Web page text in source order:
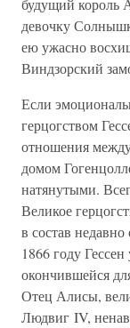
будущий король
девочку
ею ужасно
Виндзорский
Если
герцогством
отношения
домом
натянутыми.
Великое
в состав
1866 году
окончившейся
Отец Алисы,
Людвиг IV,